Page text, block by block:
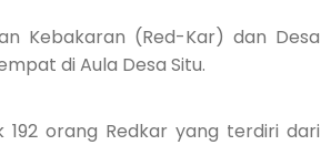
Kebakaran (Red-Kar) dan Desa
di Aula Desa Situ.
orang Redkar yang terdiri dari